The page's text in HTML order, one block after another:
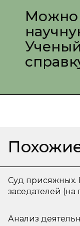
Можно
Суд присяжных.
заседателей
Анализ